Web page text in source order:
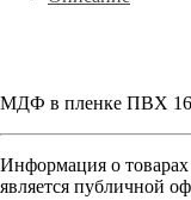
МДФ в пленке ПВХ
Информация о
является публичной